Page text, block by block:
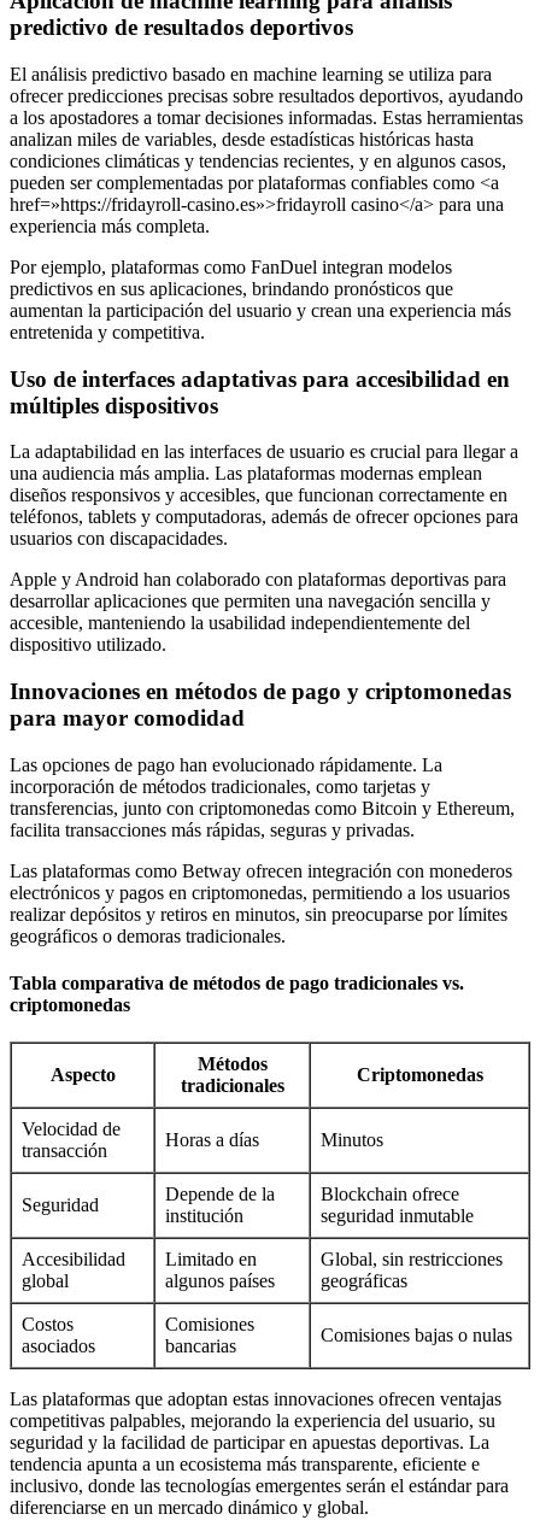
predictivo de resultados deportivos
El análisis predictivo basado en machine learning se utiliza para
ofrecer predicciones precisas sobre resultados deportivos, ayudando
a los apostadores a tomar decisiones informadas. Estas herramientas
analizan miles de variables, desde estadísticas históricas hasta
condiciones climáticas y tendencias recientes, y en algunos casos,
pueden ser complementadas por plataformas confiables como <a
href=»https://fridayroll-casino.es»>fridayroll casino</a> para una
experiencia más completa.
Por ejemplo, plataformas como FanDuel integran modelos
predictivos en sus aplicaciones, brindando pronósticos que
aumentan la participación del usuario y crean una experiencia más
entretenida y competitiva.
Uso de interfaces adaptativas para accesibilidad en
múltiples dispositivos
La adaptabilidad en las interfaces de usuario es crucial para llegar a
una audiencia más amplia. Las plataformas modernas emplean
diseños responsivos y accesibles, que funcionan correctamente en
teléfonos, tablets y computadoras, además de ofrecer opciones para
usuarios con discapacidades.
Apple y Android han colaborado con plataformas deportivas para
desarrollar aplicaciones que permiten una navegación sencilla y
accesible, manteniendo la usabilidad independientemente del
dispositivo utilizado.
Innovaciones en métodos de pago y criptomonedas
para mayor comodidad
Las opciones de pago han evolucionado rápidamente. La
incorporación de métodos tradicionales, como tarjetas y
transferencias, junto con criptomonedas como Bitcoin y Ethereum,
facilita transacciones más rápidas, seguras y privadas.
Las plataformas como Betway ofrecen integración con monederos
electrónicos y pagos en criptomonedas, permitiendo a los usuarios
realizar depósitos y retiros en minutos, sin preocuparse por límites
geográficos o demoras tradicionales.
Tabla comparativa de métodos de pago tradicionales vs.
criptomonedas
Aspecto
Métodos
tradicionales
Criptomonedas
Velocidad de
transacción
Horas a días Minutos
Seguridad
Depende de la
institución
Blockchain ofrece
seguridad inmutable
Accesibilidad
global
Limitado en
algunos países
Global, sin restricciones
geográficas
Costos
asociados
Comisiones
bancarias
Comisiones bajas o nulas
Las plataformas que adoptan estas innovaciones ofrecen ventajas
competitivas palpables, mejorando la experiencia del usuario, su
seguridad y la facilidad de participar en apuestas deportivas. La
tendencia apunta a un ecosistema más transparente, eficiente e
inclusivo, donde las tecnologías emergentes serán el estándar para
diferenciarse en un mercado dinámico y global.